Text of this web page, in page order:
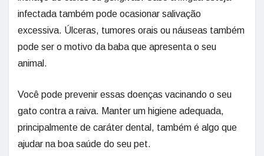
infectada também pode ocasionar salivação
excessiva. Úlceras, tumores orais ou náuseas também
pode ser o motivo da baba que apresenta o seu
animal.
Você pode prevenir essas doenças vacinando o seu
gato contra a raiva. Manter um higiene adequada,
principalmente de caráter dental, também é algo que
ajudar na boa saúde do seu pet.